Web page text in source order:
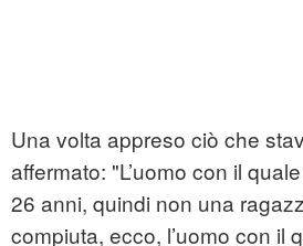
Una volta appreso ciò che
affermato: "L’uomo con il
26 anni, quindi non una
compiuta, ecco, l’uomo con il